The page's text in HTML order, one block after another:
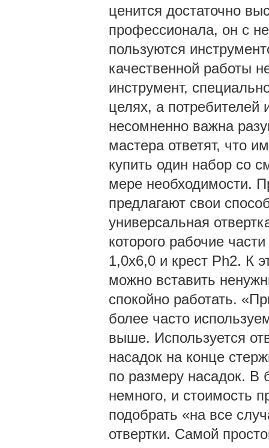
ценится достаточно
профессионала, он с
пользуются
качественной работы
инструмент,
целях, а
несомненно важна
мастера ответят, что
купить один набор со
мере необходимости.
предлагают свои
универсальная
которого рабочие
1,0х6,0 и крест Ph2. К
можно вставить
спокойно работать.
более часто
выше. Используется
насадок на конце
по размеру насадок. В
немного, и стоимость
подобрать «на все
отвертки. Самой